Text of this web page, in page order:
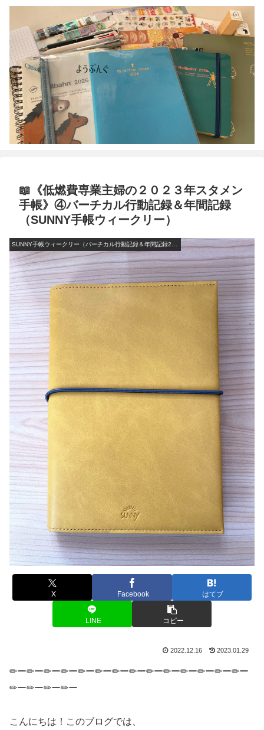
📖《低燃費専業主婦の２０２３年スタメン
手帳》④バーチカル行動記録＆年間記録
（SUNNY手帳ウィークリー）
X Facebook はてブ
LINE コピー
2022.12.16 2023.01.29
✏ー✏ー✏ー✏ー✏ー✏ー✏ー✏ー✏ー✏ー✏ー✏ー✏ー✏ー
✏ー✏ー✏ー✏ー
こんにちは！このブログでは、